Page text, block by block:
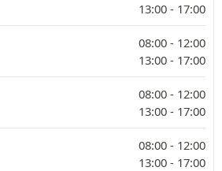
13:00 - 17:00
08:00 - 12:00
13:00 - 17:00
08:00 - 12:00
13:00 - 17:00
08:00 - 12:00
13:00 - 17:00